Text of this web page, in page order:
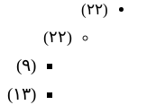
(۲۲)
(۲۲)
(۹)
(۱۳)